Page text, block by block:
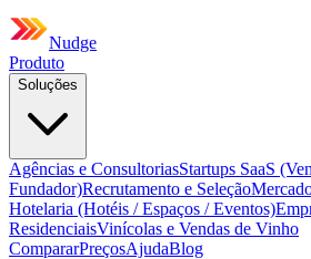
Nudge
Produto
Soluções
Agências e ConsultoriasStartups SaaS
Fundador)Recrutamento e Seleção
Hotelaria (Hotéis / Espaços / Eventos)
ResidenciaisVinícolas e Vendas de Vinho
CompararPreçosAjudaBlog